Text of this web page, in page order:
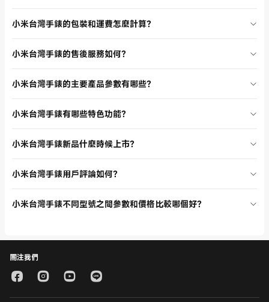
身情況選擇，購買 Xiaomi 手錶更輕鬆。
小米台灣手錶的包裝和運費怎麼計算？
金額和配送地區計算，部分活動期間可享免運費，詳情請參考官網說
小米台灣手錶的售後服務如何？
戶可透過官網客服或電話諮詢，享受專業售後支援。
小米台灣手錶的主要產品參數有哪些？
水、GPS 定位、超過百種錶面可選。REDMI Watch 5 Lite 則主打輕巧
小米台灣手錶有哪些特色功能？
防水、可自訂錶面等特色，提升使用體驗，適合多種場景應用。
小米台灣手錶新品什麼時候上市？
主，建議關注新品專區，第一時間獲取最新資訊。
小米台灣手錶用戶評論如何？
品功能齊全、價格合理、使用方便，是台灣市場上最受歡迎的智慧穿戴
小米台灣手錶不同型號之間參數和價格比較哪個好？
關注我們